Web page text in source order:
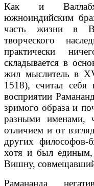
Как и
южноиндийским
часть жизни в
творческого
практически
складывается в
жил мыслитель в
1518), считал себя
восприятии
зримого образа и
разными именами,
отличием и от
других философов-
хотя и был единым,
Вишну, совмещавший
Рамананда